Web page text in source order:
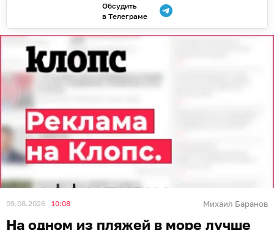
Обсудить
в Телеграме
09.08.2026 10:08 Михаил Баранов
На одном из пляжей в море лучше